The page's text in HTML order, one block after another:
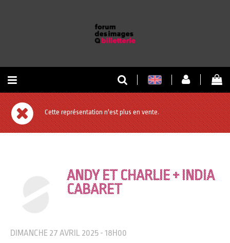
RETOUR À L'ACCUEIL
RETOUR AU SITE
Cette représentation n'est plus en vente.
ANDY ET CHARLIE + INDIA
CABARET
DIMANCHE 27 AVRIL 2025 - 18H00